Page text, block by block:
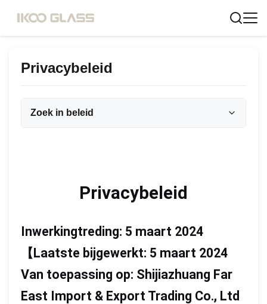
Privacybeleid
Zoek in beleid
Voer trefwoorden in om te zoeken
Privacybeleid
Inwerkingtreding: 5 maart 2024
【Laatste bijgewerkt: 5 maart 2024
Van toepassing op: Shijiazhuang Far
East Import & Export Trading Co., Ltd